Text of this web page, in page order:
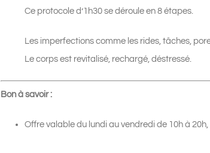
Ce protocole d’1h30 se déroule en 8 étapes.
Les imperfections comme les rides, tâches,
Le corps est revitalisé, rechargé, déstressé.
Bon à savoir :
Offre valable du lundi au vendredi de 10h à